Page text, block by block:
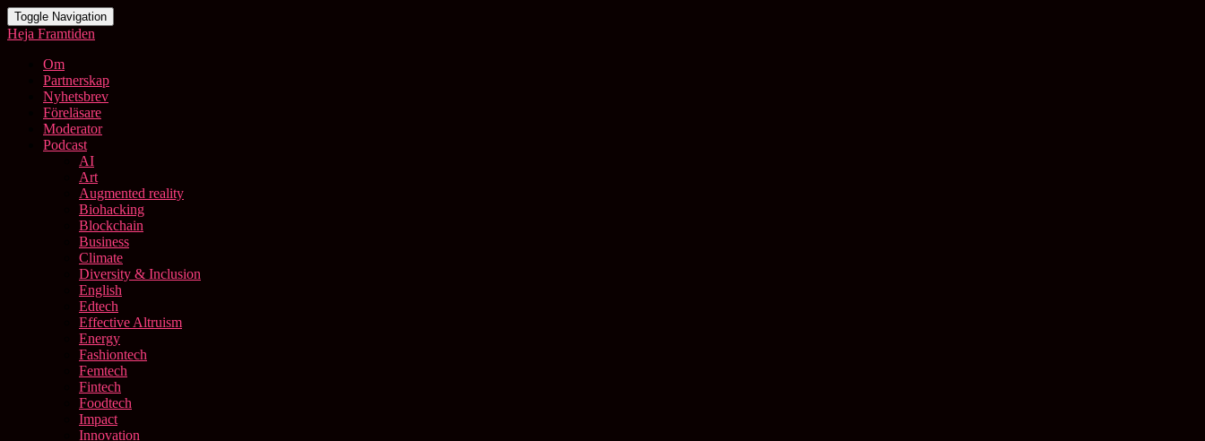
Toggle Navigation
Heja Framtiden
Om
Partnerskap
Nyhetsbrev
Föreläsare
Moderator
Podcast
AI
Art
Augmented reality
Biohacking
Blockchain
Business
Climate
Diversity & Inclusion
English
Edtech
Effective Altruism
Energy
Fashiontech
Femtech
Fintech
Foodtech
Impact
Innovation